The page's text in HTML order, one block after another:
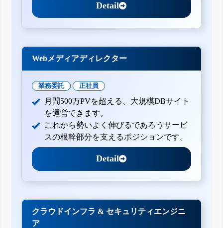
Detail
Webメディアディレクター
業務委託 正社員
月間500万PVを超える、大規模DBサイト
を運営できます。
これから勢いよく伸びるであろうサービ
スの根幹部分を支えるポジションです。
Detail
クラウドインフラ & セキュリティエンジニ
ア